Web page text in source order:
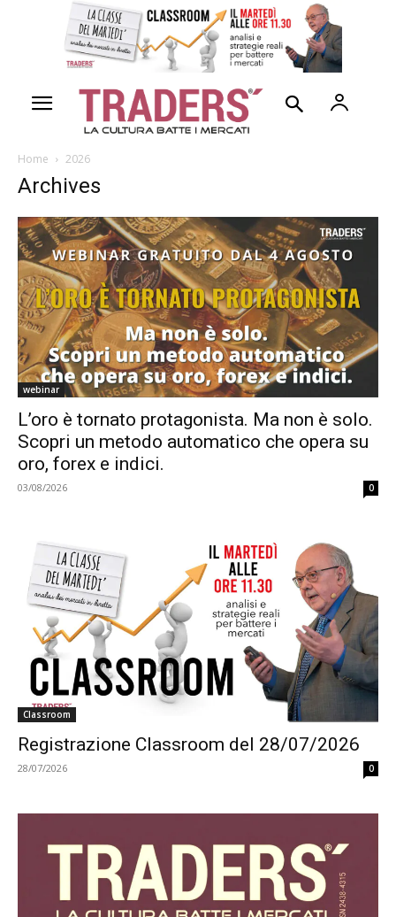
Home 2026
Archives
webinar
L’oro è tornato protagonista. Ma non è solo.
Scopri un metodo automatico che opera su
oro, forex e indici.
03/08/2026 0
Classroom
Registrazione Classroom del 28/07/2026
28/07/2026 0